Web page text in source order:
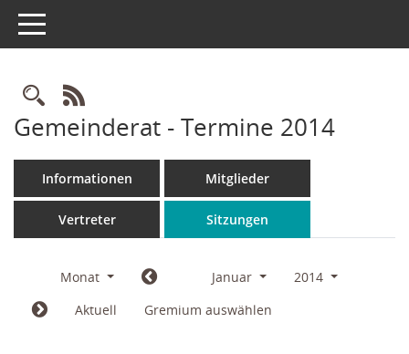
Toggle navigation
Rechercheauswahl
RSS-Feed
Gemeinderat - Termine 2014
Informationen Mitglieder
Vertreter Sitzungen
Monat Januar
2014
Aktuell
Gremium auswählen